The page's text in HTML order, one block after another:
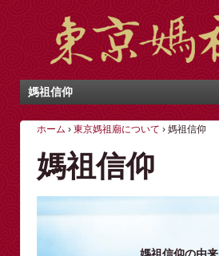
媽祖信仰
ホーム › 東京媽祖廟について › 媽祖信仰
媽祖信仰